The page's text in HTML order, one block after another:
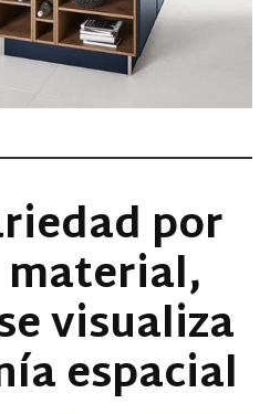
por
visualiza
espacial